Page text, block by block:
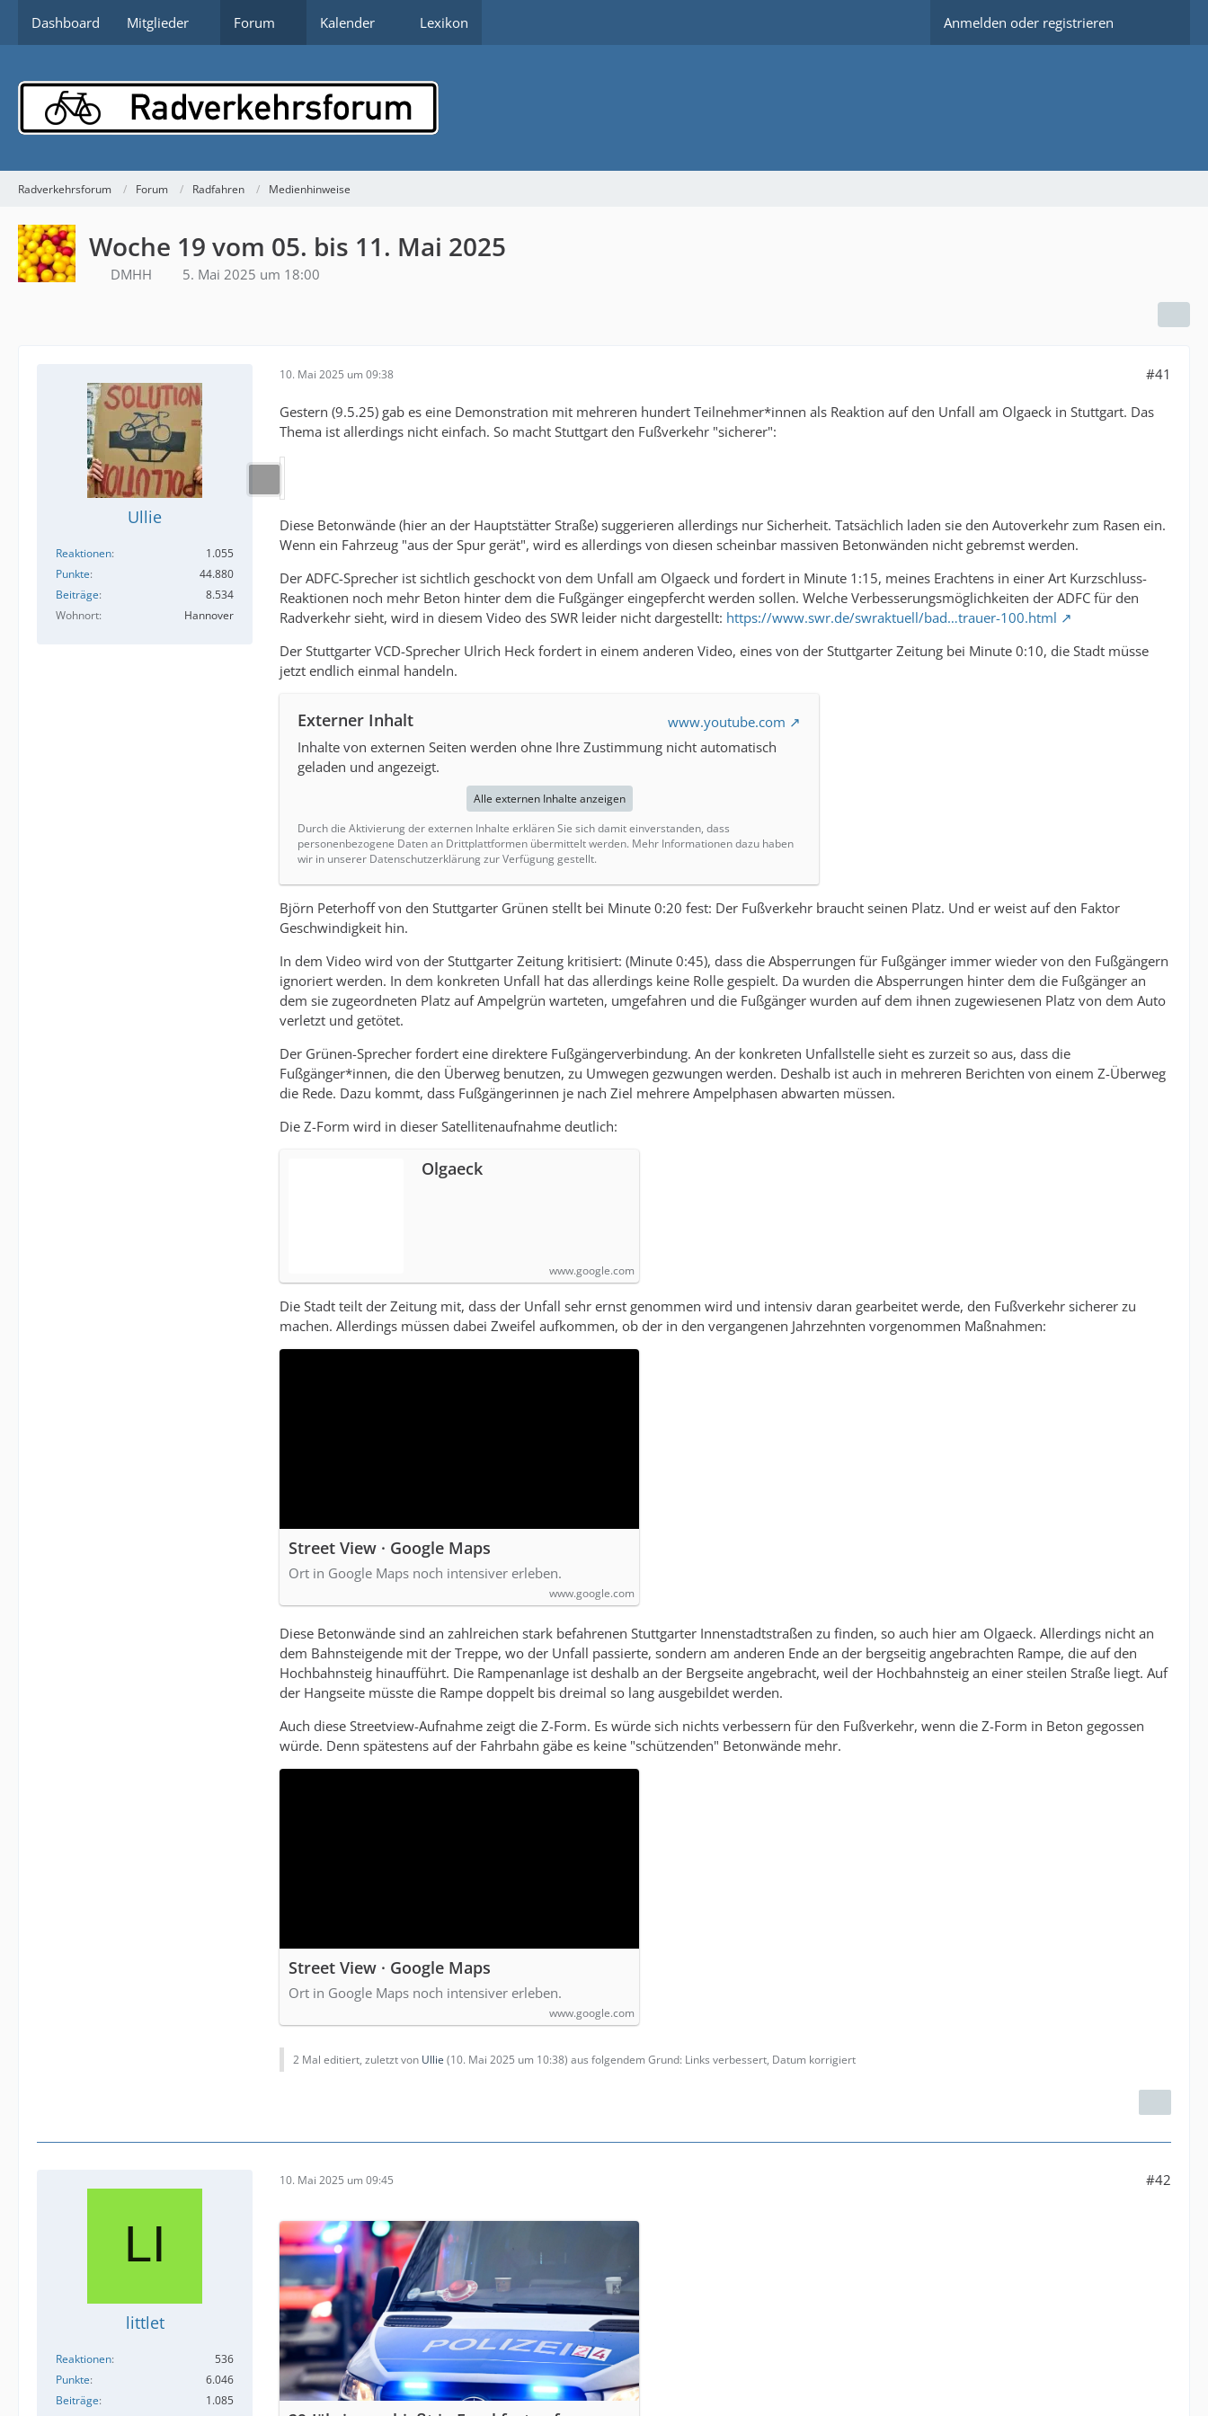
Dashboard Mitglieder Forum Kalender Lexikon Anmelden oder registrieren
Radverkehrsforum Forum Radfahren Medienhinweise
Woche 19 vom 05. bis 11. Mai 2025
DMHH 5. Mai 2025 um 18:00
Ullie
Reaktionen
1.055
Punkte
44.880
Beiträge
8.534
Wohnort
Hannover
10. Mai 2025 um 09:38 #41
Gestern (9.5.25) gab es eine Demonstration mit mehreren hundert Teilnehmer*innen als Reaktion auf den Unfall am Olgaeck in Stuttgart. Das
Thema ist allerdings nicht einfach. So macht Stuttgart den Fußverkehr "sicherer":
Diese Betonwände (hier an der Hauptstätter Straße) suggerieren allerdings nur Sicherheit. Tatsächlich laden sie den Autoverkehr zum Rasen ein.
Wenn ein Fahrzeug "aus der Spur gerät", wird es allerdings von diesen scheinbar massiven Betonwänden nicht gebremst werden.
Der ADFC-Sprecher ist sichtlich geschockt von dem Unfall am Olgaeck und fordert in Minute 1:15, meines Erachtens in einer Art Kurzschluss-
Reaktionen noch mehr Beton hinter dem die Fußgänger eingepfercht werden sollen. Welche Verbesserungsmöglichkeiten der ADFC für den
Radverkehr sieht, wird in diesem Video des SWR leider nicht dargestellt: https://www.swr.de/swraktuell/bad…trauer-100.html
Der Stuttgarter VCD-Sprecher Ulrich Heck fordert in einem anderen Video, eines von der Stuttgarter Zeitung bei Minute 0:10, die Stadt müsse
jetzt endlich einmal handeln.
Externer Inhalt
www.youtube.com
Inhalte von externen Seiten werden ohne Ihre Zustimmung nicht automatisch
geladen und angezeigt.
Alle externen Inhalte anzeigen
Durch die Aktivierung der externen Inhalte erklären Sie sich damit einverstanden, dass
personenbezogene Daten an Drittplattformen übermittelt werden. Mehr Informationen dazu haben
wir in unserer Datenschutzerklärung zur Verfügung gestellt.
Björn Peterhoff von den Stuttgarter Grünen stellt bei Minute 0:20 fest: Der Fußverkehr braucht seinen Platz. Und er weist auf den Faktor
Geschwindigkeit hin.
In dem Video wird von der Stuttgarter Zeitung kritisiert: (Minute 0:45), dass die Absperrungen für Fußgänger immer wieder von den Fußgängern
ignoriert werden. In dem konkreten Unfall hat das allerdings keine Rolle gespielt. Da wurden die Absperrungen hinter dem die Fußgänger an
dem sie zugeordneten Platz auf Ampelgrün warteten, umgefahren und die Fußgänger wurden auf dem ihnen zugewiesenen Platz von dem Auto
verletzt und getötet.
Der Grünen-Sprecher fordert eine direktere Fußgängerverbindung. An der konkreten Unfallstelle sieht es zurzeit so aus, dass die
Fußgänger*innen, die den Überweg benutzen, zu Umwegen gezwungen werden. Deshalb ist auch in mehreren Berichten von einem Z-Überweg
die Rede. Dazu kommt, dass Fußgängerinnen je nach Ziel mehrere Ampelphasen abwarten müssen.
Die Z-Form wird in dieser Satellitenaufnahme deutlich:
Olgaeck
www.google.com
Die Stadt teilt der Zeitung mit, dass der Unfall sehr ernst genommen wird und intensiv daran gearbeitet werde, den Fußverkehr sicherer zu
machen. Allerdings müssen dabei Zweifel aufkommen, ob der in den vergangenen Jahrzehnten vorgenommen Maßnahmen:
Street View · Google Maps
Ort in Google Maps noch intensiver erleben.
www.google.com
Diese Betonwände sind an zahlreichen stark befahrenen Stuttgarter Innenstadtstraßen zu finden, so auch hier am Olgaeck. Allerdings nicht an
dem Bahnsteigende mit der Treppe, wo der Unfall passierte, sondern am anderen Ende an der bergseitig angebrachten Rampe, die auf den
Hochbahnsteig hinaufführt. Die Rampenanlage ist deshalb an der Bergseite angebracht, weil der Hochbahnsteig an einer steilen Straße liegt. Auf
der Hangseite müsste die Rampe doppelt bis dreimal so lang ausgebildet werden.
Auch diese Streetview-Aufnahme zeigt die Z-Form. Es würde sich nichts verbessern für den Fußverkehr, wenn die Z-Form in Beton gegossen
würde. Denn spätestens auf der Fahrbahn gäbe es keine "schützenden" Betonwände mehr.
Street View · Google Maps
Ort in Google Maps noch intensiver erleben.
www.google.com
2 Mal editiert, zuletzt von Ullie (10. Mai 2025 um 10:38) aus folgendem Grund: Links verbessert, Datum korrigiert
littlet
Reaktionen
536
Punkte
6.046
Beiträge
1.085
10. Mai 2025 um 09:45 #42